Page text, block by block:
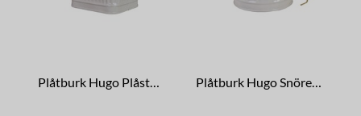
Plåtburk Hugo Plåster Beige Plåtburk Hugo Snöre Beige